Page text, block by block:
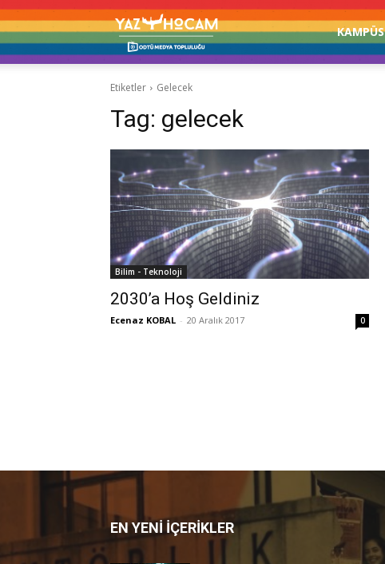
Yaz KAMPÜS
Etiketler Gelecek
Tag: gelecek
Bilim - Teknoloji
2030’a Hoş Geldiniz
Ecenaz KOBAL - 20 Aralık 2017 0
EN YENİ İÇERİKLER